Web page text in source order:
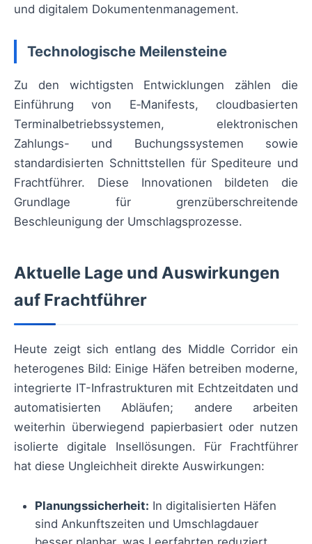
und digitalem Dokumentenmanagement.
Technologische Meilensteine
Zu den wichtigsten Entwicklungen zählen die
Einführung von E‑Manifests, cloudbasierten
Terminalbetriebssystemen, elektronischen
Zahlungs- und Buchungssystemen sowie
standardisierten Schnittstellen für Spediteure und
Frachtführer. Diese Innovationen bildeten die
Grundlage für grenzüberschreitende
Beschleunigung der Umschlagsprozesse.
Aktuelle Lage und Auswirkungen
auf Frachtführer
Heute zeigt sich entlang des Middle Corridor ein
heterogenes Bild: Einige Häfen betreiben moderne,
integrierte IT-Infrastrukturen mit Echtzeitdaten und
automatisierten Abläufen; andere arbeiten
weiterhin überwiegend papierbasiert oder nutzen
isolierte digitale Insellösungen. Für Frachtführer
hat diese Ungleichheit direkte Auswirkungen:
Planungssicherheit: In digitalisierten Häfen
sind Ankunftszeiten und Umschlagdauer